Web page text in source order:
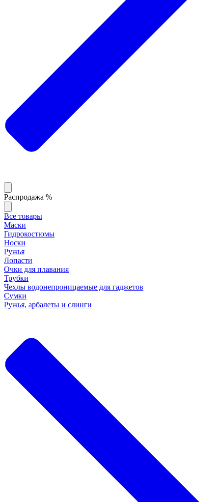
Распродажа %
Все товары
Маски
Гидрокостюмы
Носки
Ружья
Лопасти
Очки для плавания
Трубки
Чехлы водонепроницаемые для гаджетов
Сумки
Ружья, арбалеты и слинги